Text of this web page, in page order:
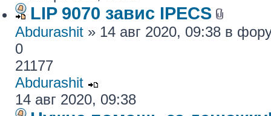
LIP 9070 завис IPECS
Abdurashit » 14 авг 2020, 09:38 в
0
21177
Abdurashit
14 авг 2020, 09:38